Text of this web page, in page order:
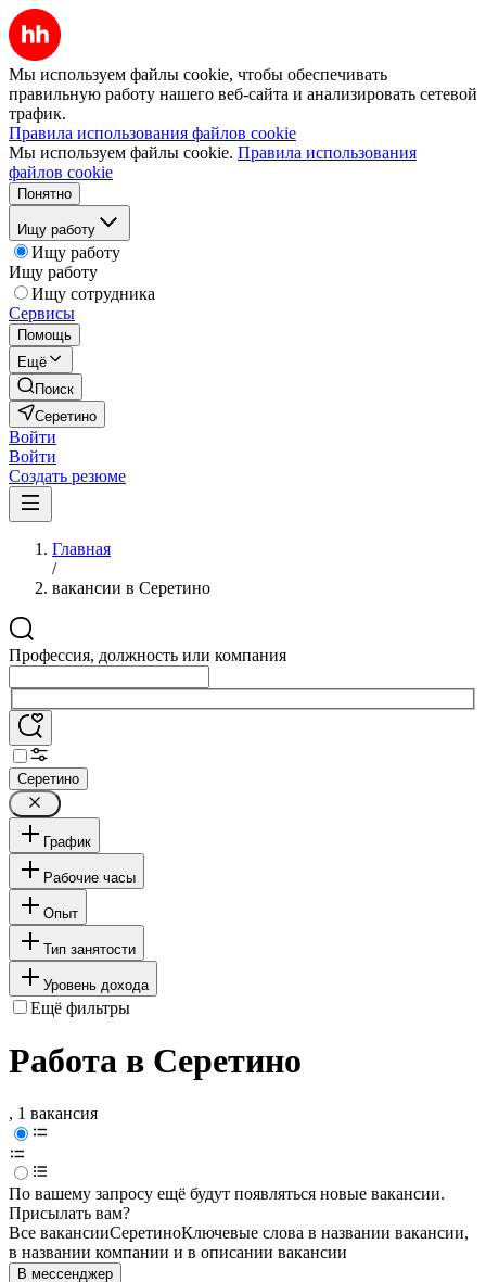
Мы используем файлы cookie, чтобы обеспечивать
правильную работу нашего веб-сайта и анализировать сетевой
трафик.
Правила использования файлов cookie
Мы используем файлы cookie. Правила использования
файлов cookie
Понятно
Ищу работу
Ищу работу
Ищу работу
Ищу сотрудника
Сервисы
Помощь
Ещё
Поиск
Серетино
Войти
Войти
Создать резюме
Главная
/
вакансии в Серетино
Профессия, должность или компания
Серетино
График
Рабочие часы
Опыт
Тип занятости
Уровень дохода
Ещё фильтры
Работа в Серетино
, 1 вакансия
По вашему запросу ещё будут появляться новые вакансии.
Присылать вам?
Все вакансииСеретиноКлючевые слова в названии вакансии,
в названии компании и в описании вакансии
В мессенджер